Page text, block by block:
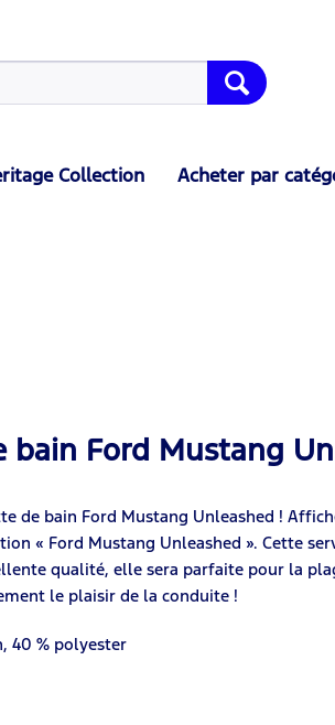
Collection Acheter par
bain Ford Mustang
de bain Ford Mustang Unleashed !
« Ford Mustang Unleashed ». Cette
qualité, elle sera parfaite pour la
le plaisir de la conduite !
40 % polyester